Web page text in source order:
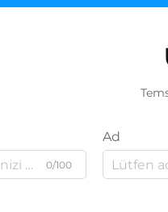
0/100
Ad